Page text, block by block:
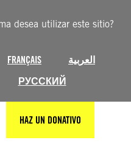
desea utilizar este sitio?
FRANÇAIS
العربية
РУССКИЙ
HAZ UN DONATIVO